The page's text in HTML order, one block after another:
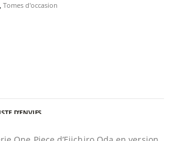
, Tomes d'occasion
D’ENVIES